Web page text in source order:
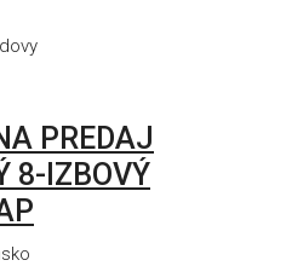
PREDAJ
8-IZBOVÝ